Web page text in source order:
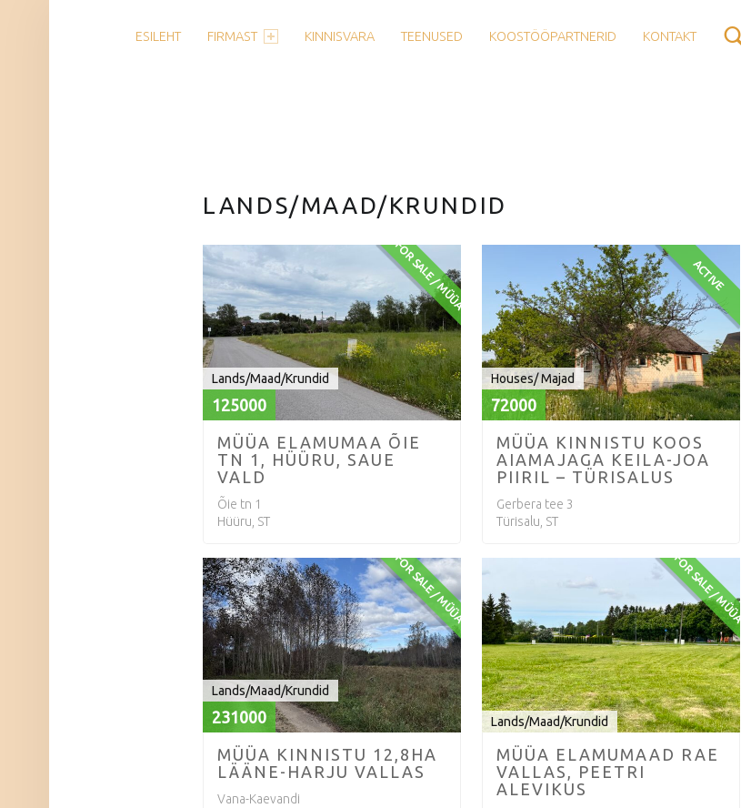
ESILEHT FIRMAST KINNISVARA TEENUSED KOOSTÖÖPARTNERID KONTAKT
LANDS/MAAD/KRUNDID
FOR SALE / MÜÜA
Lands/Maad/Krundid
125000
MÜÜA ELAMUMAA ÕIE
TN 1, HÜÜRU, SAUE
VALD
Õie tn 1
Hüüru, ST
ACTIVE
Houses/ Majad
72000
MÜÜA KINNISTU KOOS
AIAMAJAGA KEILA-JOA
PIIRIL – TÜRISALUS
Gerbera tee 3
Türisalu, ST
FOR SALE / MÜÜA
Lands/Maad/Krundid
231000
MÜÜA KINNISTU 12,8HA
LÄÄNE-HARJU VALLAS
Vana-Kaevandi
FOR SALE / MÜÜA
Lands/Maad/Krundid
MÜÜA ELAMUMAAD RAE
VALLAS, PEETRI
ALEVIKUS